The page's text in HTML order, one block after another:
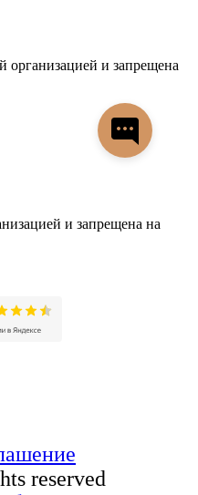
организацией и запрещена
и запрещена на
reserved